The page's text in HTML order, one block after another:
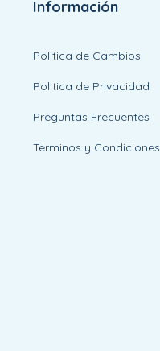
Información
Politica de Cambios
Politica de Privacidad
Preguntas Frecuentes
Terminos y Condiciones